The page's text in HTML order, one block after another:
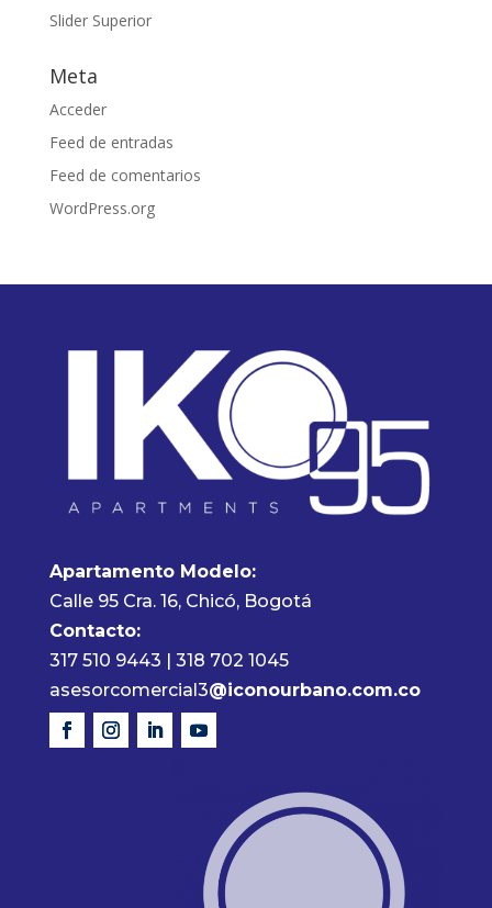
Slider Superior
Meta
Acceder
Feed de entradas
Feed de comentarios
WordPress.org
Apartamento Modelo:
Calle 95 Cra. 16, Chicó, Bogotá
Contacto:
317 510 9443 | 318 702 1045
asesorcomercial3@iconourbano.com.co